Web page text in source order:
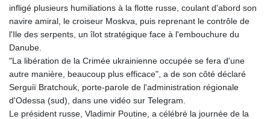
infligé plusieurs humiliations à la flotte russe, coulant d'abord son
navire amiral, le croiseur Moskva, puis reprenant le contrôle de
l'Ile des serpents, un îlot stratégique face à l'embouchure du
Danube.
"La libération de la Crimée ukrainienne occupée se fera d'une
autre manière, beaucoup plus efficace", a de son côté déclaré
Serguiï Bratchouk, porte-parole de l'administration régionale
d'Odessa (sud), dans une vidéo sur Telegram.
Le président russe, Vladimir Poutine, a célébré la journée de la